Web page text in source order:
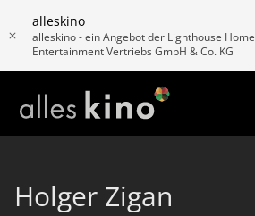
alleskino
alleskino - ein Angebot der Lighthouse Home
Entertainment Vertriebs GmbH & Co. KG
Holger Zigan